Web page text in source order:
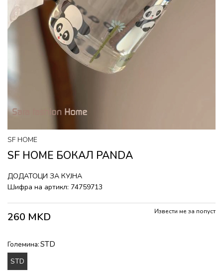
SF HOME
SF HOME БОКАЛ PANDA
ДОДАТОЦИ ЗА КУЈНА
Шифра на артикл: 74759713
260 MKD Извести ме за попуст
Големина:STD
STD